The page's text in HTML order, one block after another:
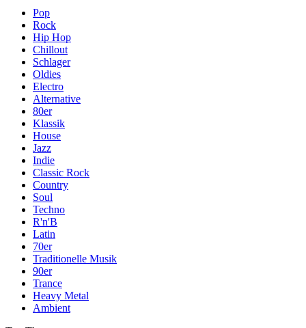
Pop
Rock
Hip Hop
Chillout
Schlager
Oldies
Electro
Alternative
80er
Klassik
House
Jazz
Indie
Classic Rock
Country
Soul
Techno
R'n'B
Latin
70er
Traditionelle Musik
90er
Trance
Heavy Metal
Ambient